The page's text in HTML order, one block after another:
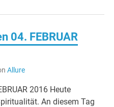
04. FEBRUAR
Allure
2016 Heute
An diesem Tag